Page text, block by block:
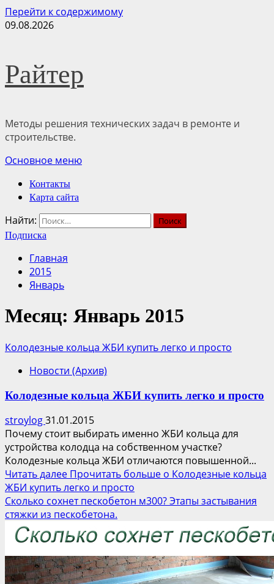
Перейти к содержимому
09.08.2026
Райтер
Методы решения технических задач в ремонте и
строительстве.
Основное меню
Контакты
Карта сайта
Найти:
Подписка
Главная
2015
Январь
Месяц: Январь 2015
Колодезные кольца ЖБИ купить легко и просто
Новости (Архив)
Колодезные кольца ЖБИ купить легко и просто
stroylog31.01.2015
Почему стоит выбирать именно ЖБИ кольца для
устройства колодца на собственном участке?
Колодезные кольца ЖБИ отличаются повышенной...
Читать далее Прочитать больше о Колодезные кольца
ЖБИ купить легко и просто
Сколько сохнет пескобетон м300? Этапы застывания
стяжки из пескобетона.